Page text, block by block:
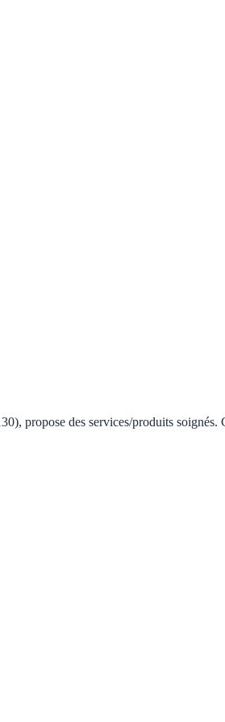
propose des services/produits